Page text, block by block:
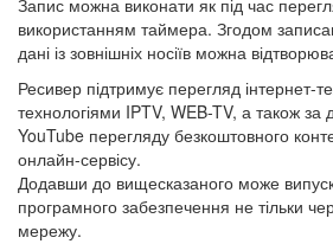
Запис можна виконати як під час
використанням таймера. Згодом
дані із зовнішніх носіїв можна
Ресивер підтримує перегляд інтернет-
технологіями IPTV, WEB-TV, а також
YouTube перегляду безкоштовного
онлайн-сервісу.
Додавши до вищесказаного може
програмного забезпечення не тільки
мережу.